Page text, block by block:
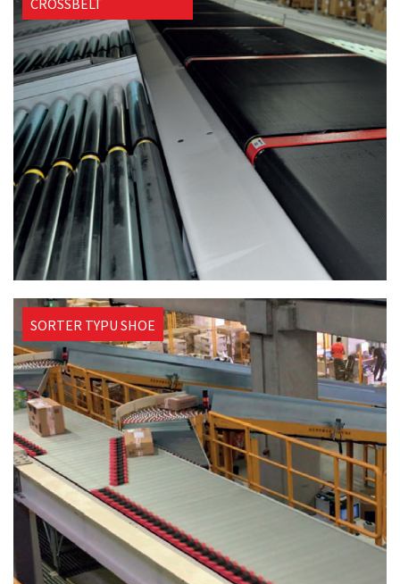
SORTER TYPU SHOE